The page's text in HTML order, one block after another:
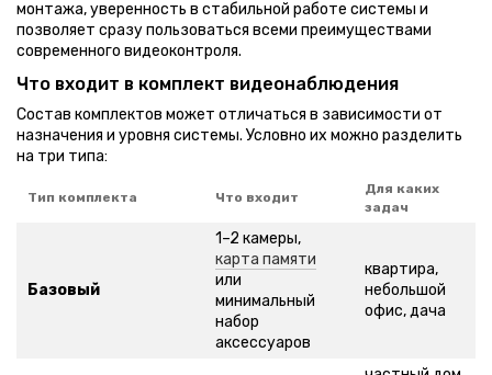
монтажа, уверенность в стабильной работе системы и
позволяет сразу пользоваться всеми преимуществами
современного видеоконтроля.
Что входит в комплект видеонаблюдения
Состав комплектов может отличаться в зависимости от
назначения и уровня системы. Условно их можно разделить
на три типа:
Тип комплекта Что входит
Для каких
задач
Базовый
1–2 камеры,
карта памяти
или
минимальный
набор
аксессуаров
квартира,
небольшой
офис, дача